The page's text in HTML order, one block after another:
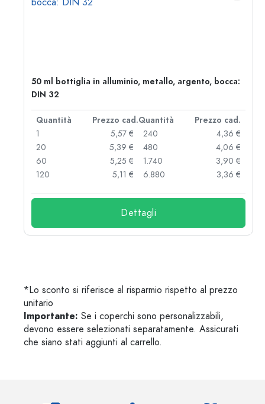
50 ml bottiglia in alluminio, metallo, argento, bocca:
DIN 32
Quantità Prezzo cad.Quantità
Prezzo cad.
1
5,57 €
20
5,39 €
60
5,25 €
120
5,11 €
240
4,36 €
480
4,06 €
1.740
3,90 €
6.880
3,36 €
Dettagli
*Lo sconto si riferisce al risparmio rispetto al prezzo
unitario
Importante: Se i coperchi sono personalizzabili,
devono essere selezionati separatamente. Assicurati
che siano stati aggiunti al carrello.